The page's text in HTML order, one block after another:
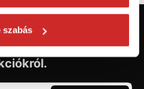
szabás
n? Regisztráljon és
az aktuális